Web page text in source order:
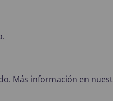
Más información en